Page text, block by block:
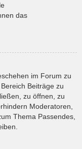
das
im Forum zu
Beiträge zu
zu öffnen, zu
Moderatoren,
Thema Passendes,